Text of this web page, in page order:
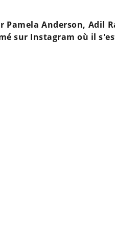
Pamela Anderson, Adil
sur Instagram où il